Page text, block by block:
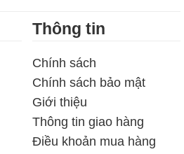
Thông tin
Chính sách
Chính sách bảo mật
Giới thiệu
Thông tin giao hàng
Điều khoản mua hàng